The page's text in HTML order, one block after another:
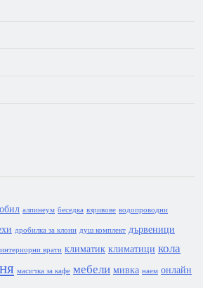
алпинеум беседка взривове водопроводни
дробилка за клони душ комплект дървеници
интериорни врати климатик климатици кола
масичка за кафе мебели мивка наем онлайн